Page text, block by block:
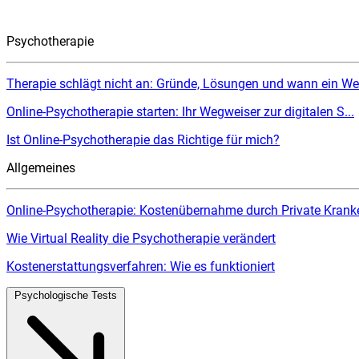
Psychotherapie
Therapie schlägt nicht an: Gründe, Lösungen und wann ein
Online-Psychotherapie starten: Ihr Wegweiser zur digitalen S...
Ist Online-Psychotherapie das Richtige für mich?
Allgemeines
Online-Psychotherapie: Kostenübernahme durch Private
Wie Virtual Reality die Psychotherapie verändert
Kostenerstattungsverfahren: Wie es funktioniert